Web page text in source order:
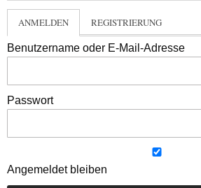
ANMELDEN REGISTRIERUNG
Benutzername oder E-Mail-Adresse
Passwort
Angemeldet bleiben